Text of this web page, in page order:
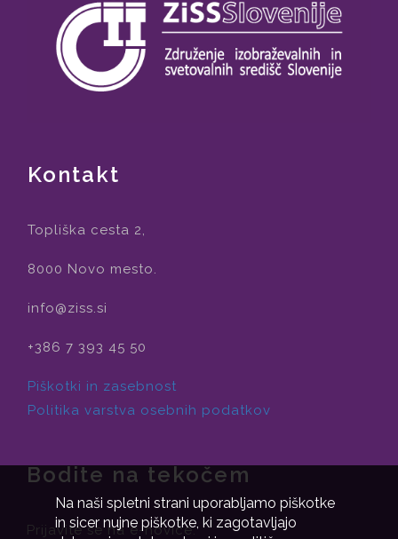
Na naši spletni strani uporabljamo piškotke
in sicer nujne piškotke, ki zagotavljajo
Kontakt
Topliška cesta 2,
8000 Novo mesto.
info@ziss.si
+386 7 393 45 50
Piškotki in zasebnost
Politika varstva osebnih podatkov
Bodite na tekočem
Prijavite se na e-novice.